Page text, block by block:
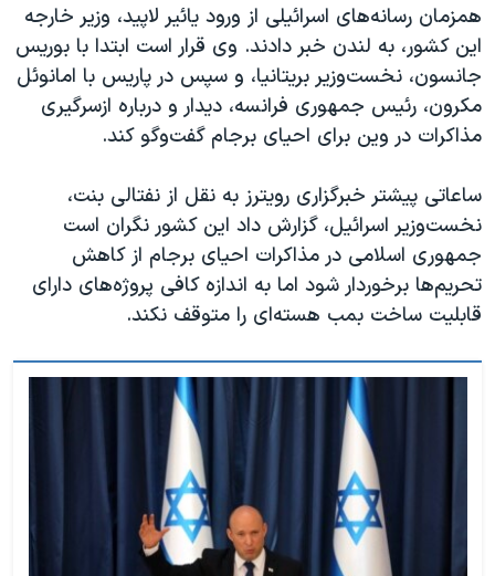
همزمان رسانه‌های اسرائیلی از ورود یائیر لاپید، وزیر خارجه
این کشور، به لندن خبر دادند. وی قرار است ابتدا با بوریس
جانسون، نخست‌وزیر بریتانیا، و سپس در پاریس با امانوئل
مکرون، رئیس جمهوری فرانسه، دیدار و درباره ازسرگیری
مذاکرات در وین برای احیای برجام گفت‌وگو کند.
ساعاتی پیشتر خبرگزاری رویترز به نقل از نفتالی بنت،
نخست‌وزیر اسرائیل، گزارش داد این کشور نگران است
جمهوری اسلامی در مذاکرات احیای برجام از کاهش
تحریم‌ها برخوردار شود اما به اندازه کافی پروژه‌های دارای
قابلیت ساخت بمب هسته‌ای را متوقف نکند.